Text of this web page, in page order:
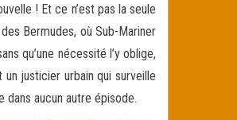
! Et ce n’est pas la seule
Bermudes, où Sub-Mariner
qu’une nécessité l’y oblige,
justicier urbain qui surveille
dans aucun autre épisode.